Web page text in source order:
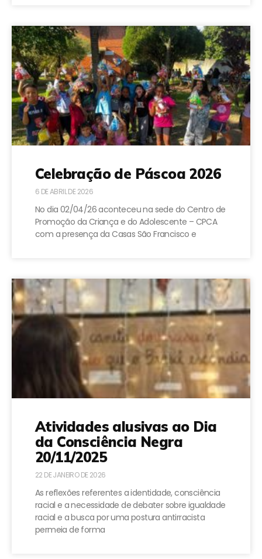
Celebração de Páscoa 2026
6 DE ABRIL DE 2026
No dia 02/04/26 aconteceu na sede do Centro de
Promoção da Criança e do Adolescente – CPCA
com a presença da Casas São Francisco e
Atividades alusivas ao Dia
da Consciência Negra
20/11/2025
22 DE JANEIRO DE 2026
As reflexões referentes a identidade, consciência
racial e a necessidade de debater sobre igualdade
racial e a busca por uma postura antirracista
permeia de forma